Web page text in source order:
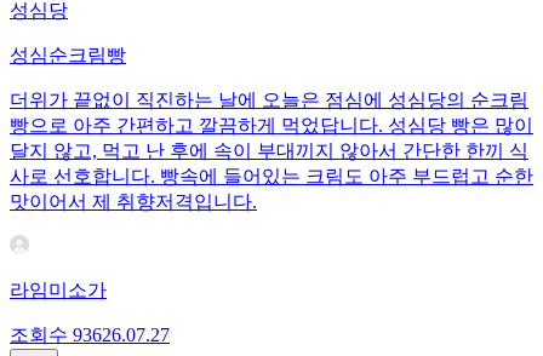
성심당
성심순크림빵
더위가 끝없이 직진하는 날에 오늘은 점심에 성심당의 순크림
빵으로 아주 간편하고 깔끔하게 먹었답니다. 성심당 빵은 많이
달지 않고, 먹고 난 후에 속이 부대끼지 않아서 간단한 한끼 식
사로 선호합니다. 빵속에 들어있는 크림도 아주 부드럽고 순한
맛이어서 제 취향저격입니다.
라임미소가
조회수 93626.07.27